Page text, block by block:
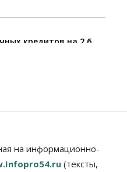
кредитов на 2,6
разрешение на
на информационно-
(тексты,